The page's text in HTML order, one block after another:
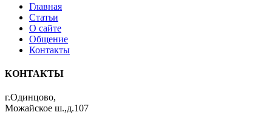
Главная
Статьи
О сайте
Общение
Контакты
КОНТАКТЫ
г.Одинцово,
Можайское ш.,д.107